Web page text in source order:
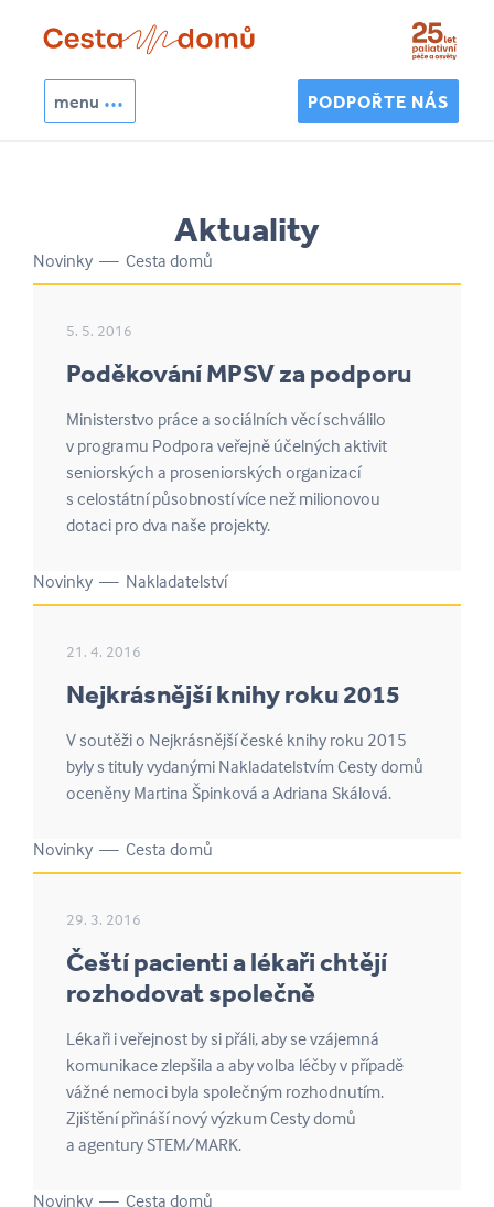
Přejít k hlavnímu obsahu
menu PODPOŘTE NÁS
Aktuality
Novinky — Cesta domů
5. 5. 2016
Poděkování MPSV za podporu
Ministerstvo práce a sociálních věcí schválilo
v programu Podpora veřejně účelných aktivit
seniorských a proseniorských organizací
s celostátní působností více než milionovou
dotaci pro dva naše projekty.
Novinky — Nakladatelství
21. 4. 2016
Nejkrásnější knihy roku 2015
V soutěži o Nejkrásnější české knihy roku 2015
byly s tituly vydanými Nakladatelstvím Cesty domů
oceněny Martina Špinková a Adriana Skálová.
Novinky — Cesta domů
29. 3. 2016
Čeští pacienti a lékaři chtějí
rozhodovat společně
Lékaři i veřejnost by si přáli, aby se vzájemná
komunikace zlepšila a aby volba léčby v případě
vážné nemoci byla společným rozhodnutím.
Zjištění přináší nový výzkum Cesty domů
a agentury STEM/MARK.
Novinky — Cesta domů